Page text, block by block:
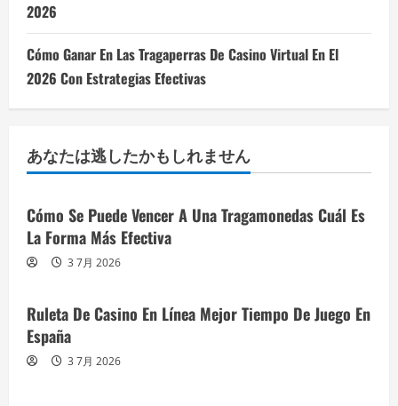
2026
Cómo Ganar En Las Tragaperras De Casino Virtual En El
2026 Con Estrategias Efectivas
あなたは逃したかもしれません
Cómo Se Puede Vencer A Una Tragamonedas Cuál Es
La Forma Más Efectiva
3 7月 2026
Ruleta De Casino En Línea Mejor Tiempo De Juego En
España
3 7月 2026